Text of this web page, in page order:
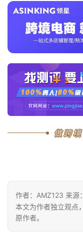
做跨境
作者：AMZ123 来源
本文为作者独立观点
原作者。